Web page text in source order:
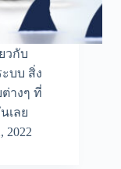
วกับ
บบ สิ่ง
างๆ ที่
เลย
2022